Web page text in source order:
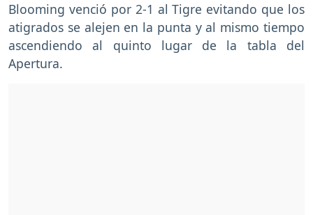
Blooming venció por 2-1 al Tigre evitando que los
atigrados se alejen en la punta y al mismo tiempo
ascendiendo al quinto lugar de la tabla del
Apertura.